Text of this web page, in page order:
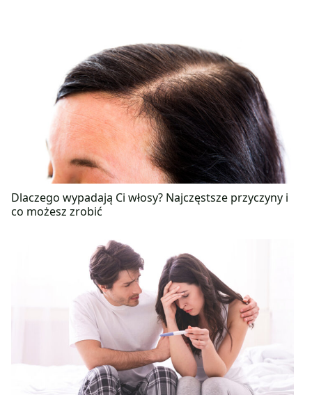
Dlaczego wypadają Ci włosy? Najczęstsze przyczyny i
co możesz zrobić